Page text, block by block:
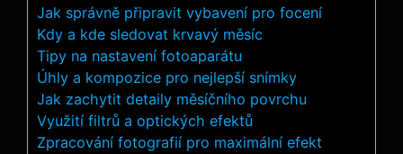
Jak správně připravit vybavení pro focení
Kdy a kde sledovat krvavý měsíc
Tipy na‌ nastavení fotoaparátu
Úhly a kompozice pro nejlepší snímky
Jak zachytit detaily měsíčního povrchu
Využití filtrů a optických efektů
Zpracování fotografií pro maximální efekt